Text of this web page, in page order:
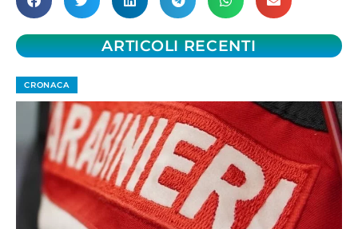
ARTICOLI RECENTI
CRONACA